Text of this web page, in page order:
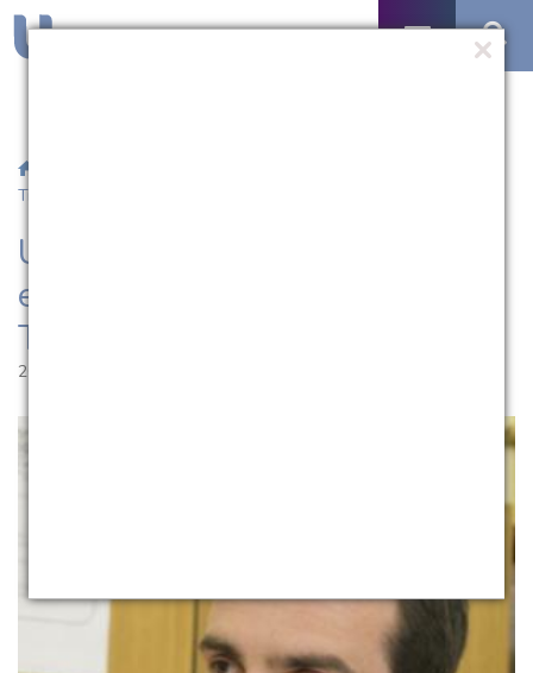
Tributário Empresarial
UCPel oferece curso de
especialização em Direito
Tributário Empresarial
20.01.2014 | 16:24